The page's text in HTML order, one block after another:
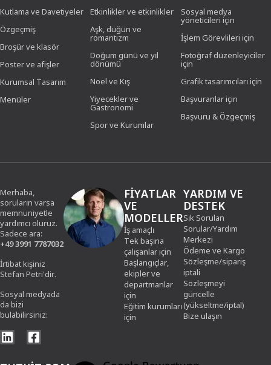
Kutlama ve Davetiyeler
Özgeçmiş
Broşür ve klasör
Poster ve afişler
Kurumsal Tasarım
Menüler
Etkinlikler ve etkinlikler
Aşk, düğün ve
romantizm
Doğum günü ve yıl
dönümü
Noel ve Kış
Yiyecekler ve
Gastronomi
Spor ve Kurumlar
Sosyal medya
yöneticileri için
İşlem Görevlileri için
Fotoğraf düzenleyiciler
için
Grafik tasarımcıları için
Başvuranlar için
Başvuru & Özgeçmiş
Merhaba,
soruların varsa
memnuniyetle
yardımcı oluruz.
Sadece ara:
+49 3991 7787032
İrtibat kişiniz
Stefan Petri'dir.
Sosyal medyada
da bizi
bulabilirsiniz:
FIYATLAR
VE
MODELLER
İş amaçlı
Tek başına
çalışanlar için
Başlangıçlar,
ekipler ve
departmanlar
için
Eğitim kurumları
için
YARDIM VE
DESTEK
Sık Sorulan
Sorular/Yardım
Merkezi
Ödeme ve Kargo
Sözleşme/sipariş
iptali
Sözleşmeyi
güncelle
(yükseltme/iptal)
Bize ulaşın